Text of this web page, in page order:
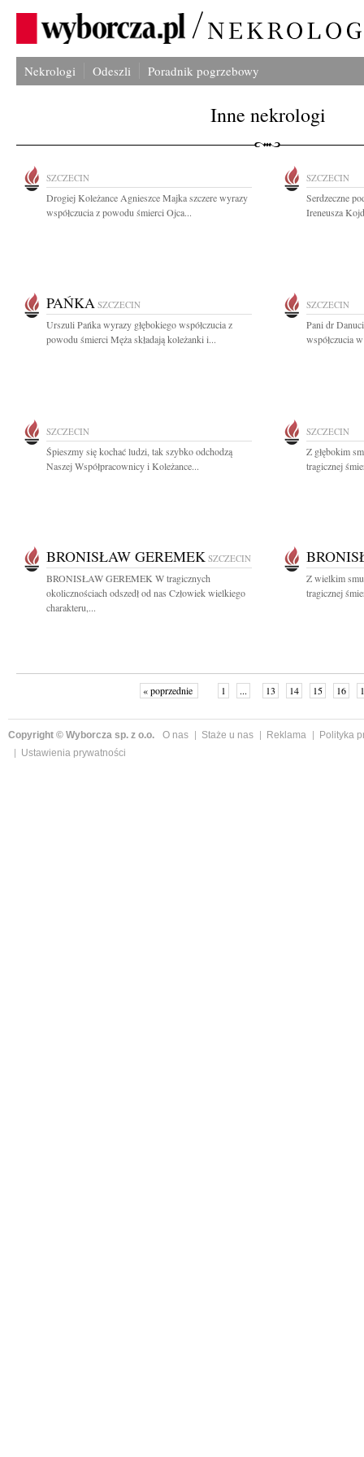
Nekrologi Odeszli Poradnik pogrzebowy
Inne nekrologi
SZCZECIN
Drogiej Koleżance Agnieszce Majka szczere wyrazy
współczucia z powodu śmierci Ojca...
SZCZECIN
Serdzeczne
Ireneusza
PAŃKA SZCZECIN
Urszuli Pańka wyrazy głębokiego współczucia z
powodu śmierci Męża składają koleżanki i...
SZCZECIN
Pani dr
współczucia
SZCZECIN
Śpieszmy się kochać ludzi, tak szybko odchodzą
Naszej Współpracownicy i Koleżance...
SZCZECIN
Z głębokim
tragicznej
BRONISŁAW GEREMEK SZCZECIN
BRONISŁAW GEREMEK W tragicznych
okolicznościach odszedł od nas Człowiek wielkiego
charakteru,...
Z wielkim
tragicznej
« poprzednie 1 ... 13 14 15 16
Copyright © Wyborcza sp. z o.o. O nas Staże u nas Reklama
Polityka
Ustawienia prywatności